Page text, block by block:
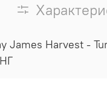
James Harvest -